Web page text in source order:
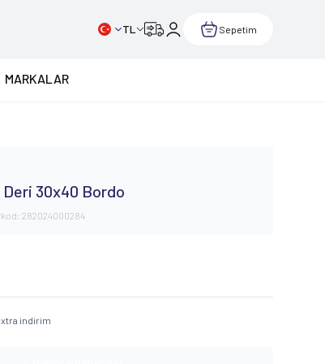
TL Sepetim
MARKALAR
Deri 30x40 Bordo
282024000284
indirim